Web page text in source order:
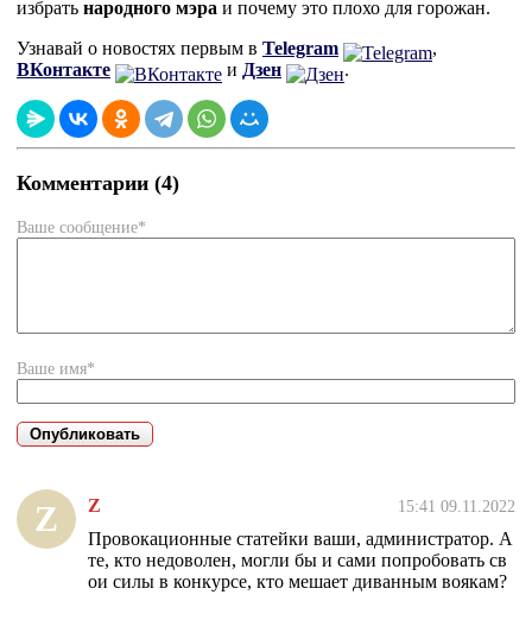
избрать народного мэра и почему это плохо для горожан.
Узнавай о новостях первым в Telegram
,
ВКонтакте
и Дзен .
Комментарии (4)
Ваше сообщение*
Ваше имя*
Z Z 15:41 09.11.2022
Провокационные статейки ваши, администратор. А
те, кто недоволен, могли бы и сами попробовать св
ои силы в конкурсе, кто мешает диванным воякам?